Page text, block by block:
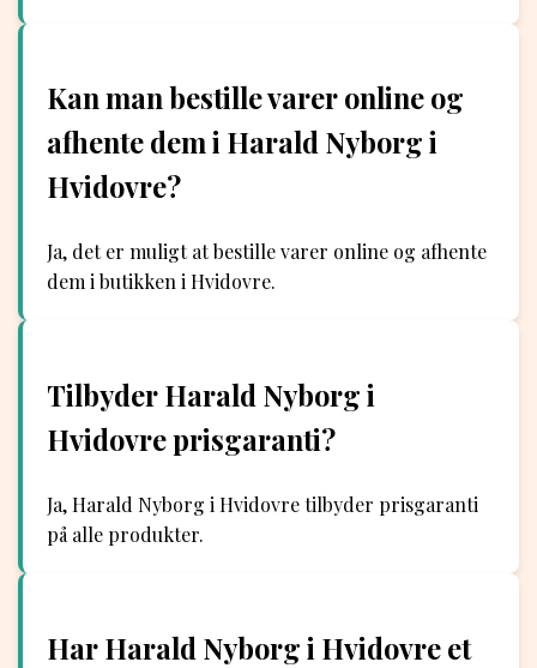
Kan man bestille varer online og
afhente dem i Harald Nyborg i
Hvidovre?
Ja, det er muligt at bestille varer online og afhente
dem i butikken i Hvidovre.
Tilbyder Harald Nyborg i
Hvidovre prisgaranti?
Ja, Harald Nyborg i Hvidovre tilbyder prisgaranti
på alle produkter.
Har Harald Nyborg i Hvidovre et